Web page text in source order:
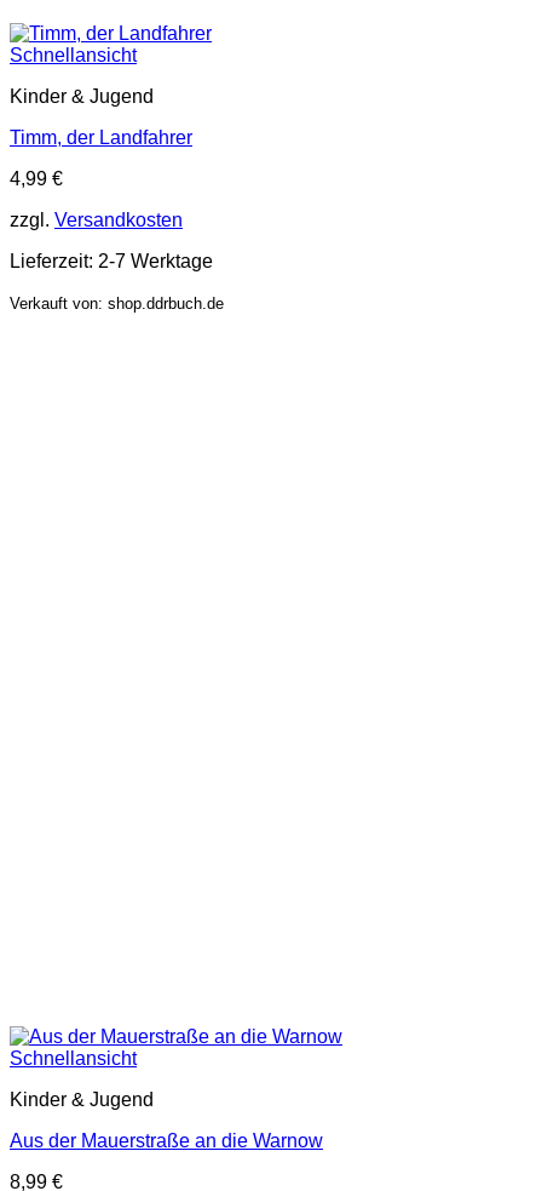
Schnellansicht
Kinder & Jugend
Timm, der Landfahrer
4,99 €
zzgl. Versandkosten
Lieferzeit: 2-7 Werktage
Verkauft von: shop.ddrbuch.de
Schnellansicht
Kinder & Jugend
Aus der Mauerstraße an die Warnow
8,99 €